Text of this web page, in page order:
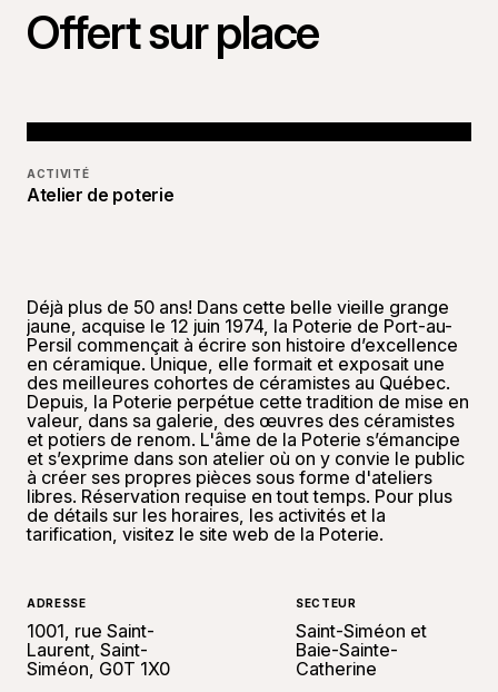
Offert sur place
ACTIVITÉ
Atelier de poterie
Déjà plus de 50 ans! Dans cette belle vieille grange
jaune, acquise le 12 juin 1974, la Poterie de Port-au-
Persil commençait à écrire son histoire d’excellence
en céramique. Unique, elle formait et exposait une
des meilleures cohortes de céramistes au Québec.
Depuis, la Poterie perpétue cette tradition de mise en
valeur, dans sa galerie, des œuvres des céramistes
et potiers de renom. L'âme de la Poterie s’émancipe
et s’exprime dans son atelier où on y convie le public
à créer ses propres pièces sous forme d'ateliers
libres. Réservation requise en tout temps. Pour plus
de détails sur les horaires, les activités et la
tarification, visitez le site web de la Poterie.
ADRESSE
1001, rue Saint-
Laurent, Saint-
Siméon, G0T 1X0
SECTEUR
Saint-Siméon et
Baie-Sainte-
Catherine